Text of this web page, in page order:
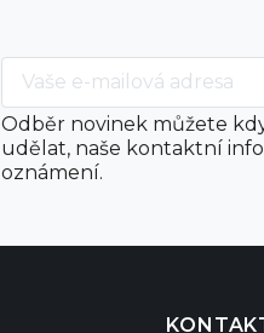
Odběr novinek můžete
udělat, naše kontaktní
oznámení.